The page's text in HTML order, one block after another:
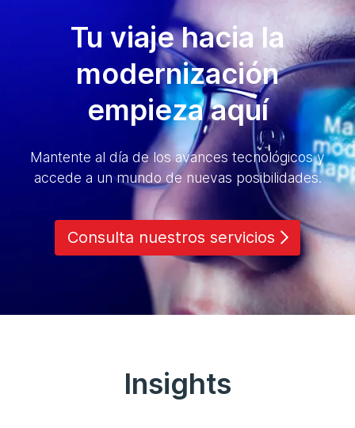
Tu viaje hacia la
modernización
empieza aquí
Mantente al día de los avances tecnológicos y
accede a un mundo de nuevas posibilidades.
Consulta nuestros servicios
Insights